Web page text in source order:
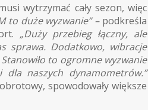
wytrzymać cały sezon, więc
to duże wyzwanie” –podkreśla
„Duży przebieg łączny, ale
sprawa. Dodatkowo, wibracje
to ogromne wyzwanie
naszych dynamometrów.”
spowodowały większe